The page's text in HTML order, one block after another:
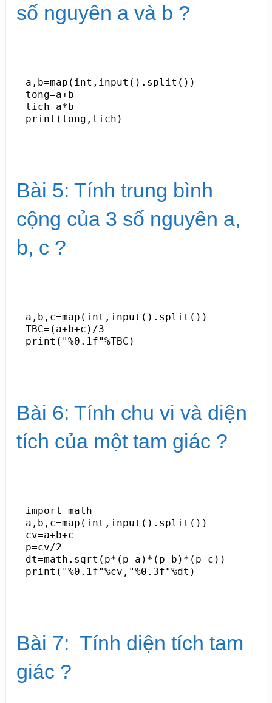
số nguyên a và b ?
a,b=map(int,input().split())
tong=a+b
tich=a*b
Bài 5: Tính trung bình
cộng của 3 số nguyên a,
b, c ?
a,b,c=map(int,input().split())
TBC=(a+b+c)/3
Bài 6: Tính chu vi và diện
tích của một tam giác ?
import math
a,b,c=map(int,input().split())
cv=a+b+c
p=cv/2
dt=math.sqrt(p*(p-a)*(p-b)*(p-c))
Bài 7: Tính diện tích tam
giác ?